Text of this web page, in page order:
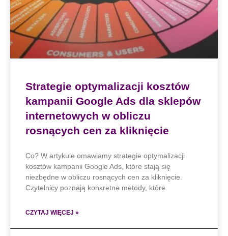
Strategie optymalizacji kosztów
kampanii Google Ads dla sklepów
internetowych w obliczu
rosnących cen za kliknięcie
Co? W artykule omawiamy strategie optymalizacji
kosztów kampanii Google Ads, które stają się
niezbędne w obliczu rosnących cen za kliknięcie.
Czytelnicy poznają konkretne metody, które
CZYTAJ WIĘCEJ »